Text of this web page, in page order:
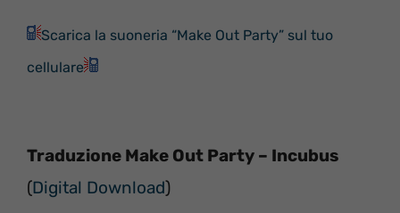
Scarica la suoneria “Make Out Party” sul tuo
cellulare
Traduzione Make Out Party – Incubus
(Digital Download)